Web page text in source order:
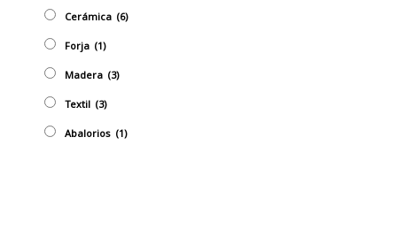
Cerámica (6)
Forja (1)
Madera (3)
Textil (3)
Abalorios (1)